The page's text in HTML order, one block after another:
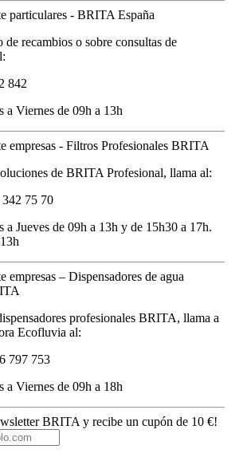
particulares - BRITA España
recambios o sobre consultas de
842
a Viernes de 09h a 13h
empresas - Filtros Profesionales BRITA
de BRITA Profesional, llama al:
75 70
a Jueves de 09h a 13h y de 15h30 a 17h.
empresas – Dispensadores de agua
profesionales BRITA, llama a
Ecofluvia al:
797 753
a Viernes de 09h a 18h
BRITA y recibe un cupón de 10 €!